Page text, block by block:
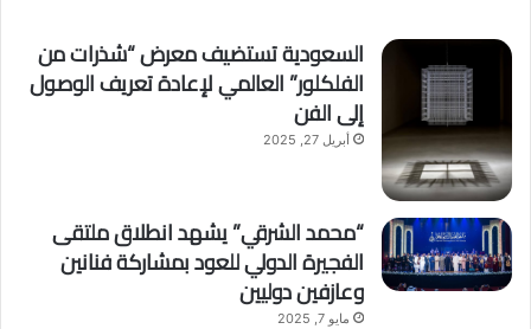
السعودية تستضيف معرض “شذرات من
الفلكلور” العالمي لإعادة تعريف الوصول
إلى الفن
أبريل 27, 2025
“محمد الشرقي” يشهد انطلاق ملتقى
الفجيرة الدولي للعود بمشاركة فنانين
وعازفين دوليين
مايو 7, 2025